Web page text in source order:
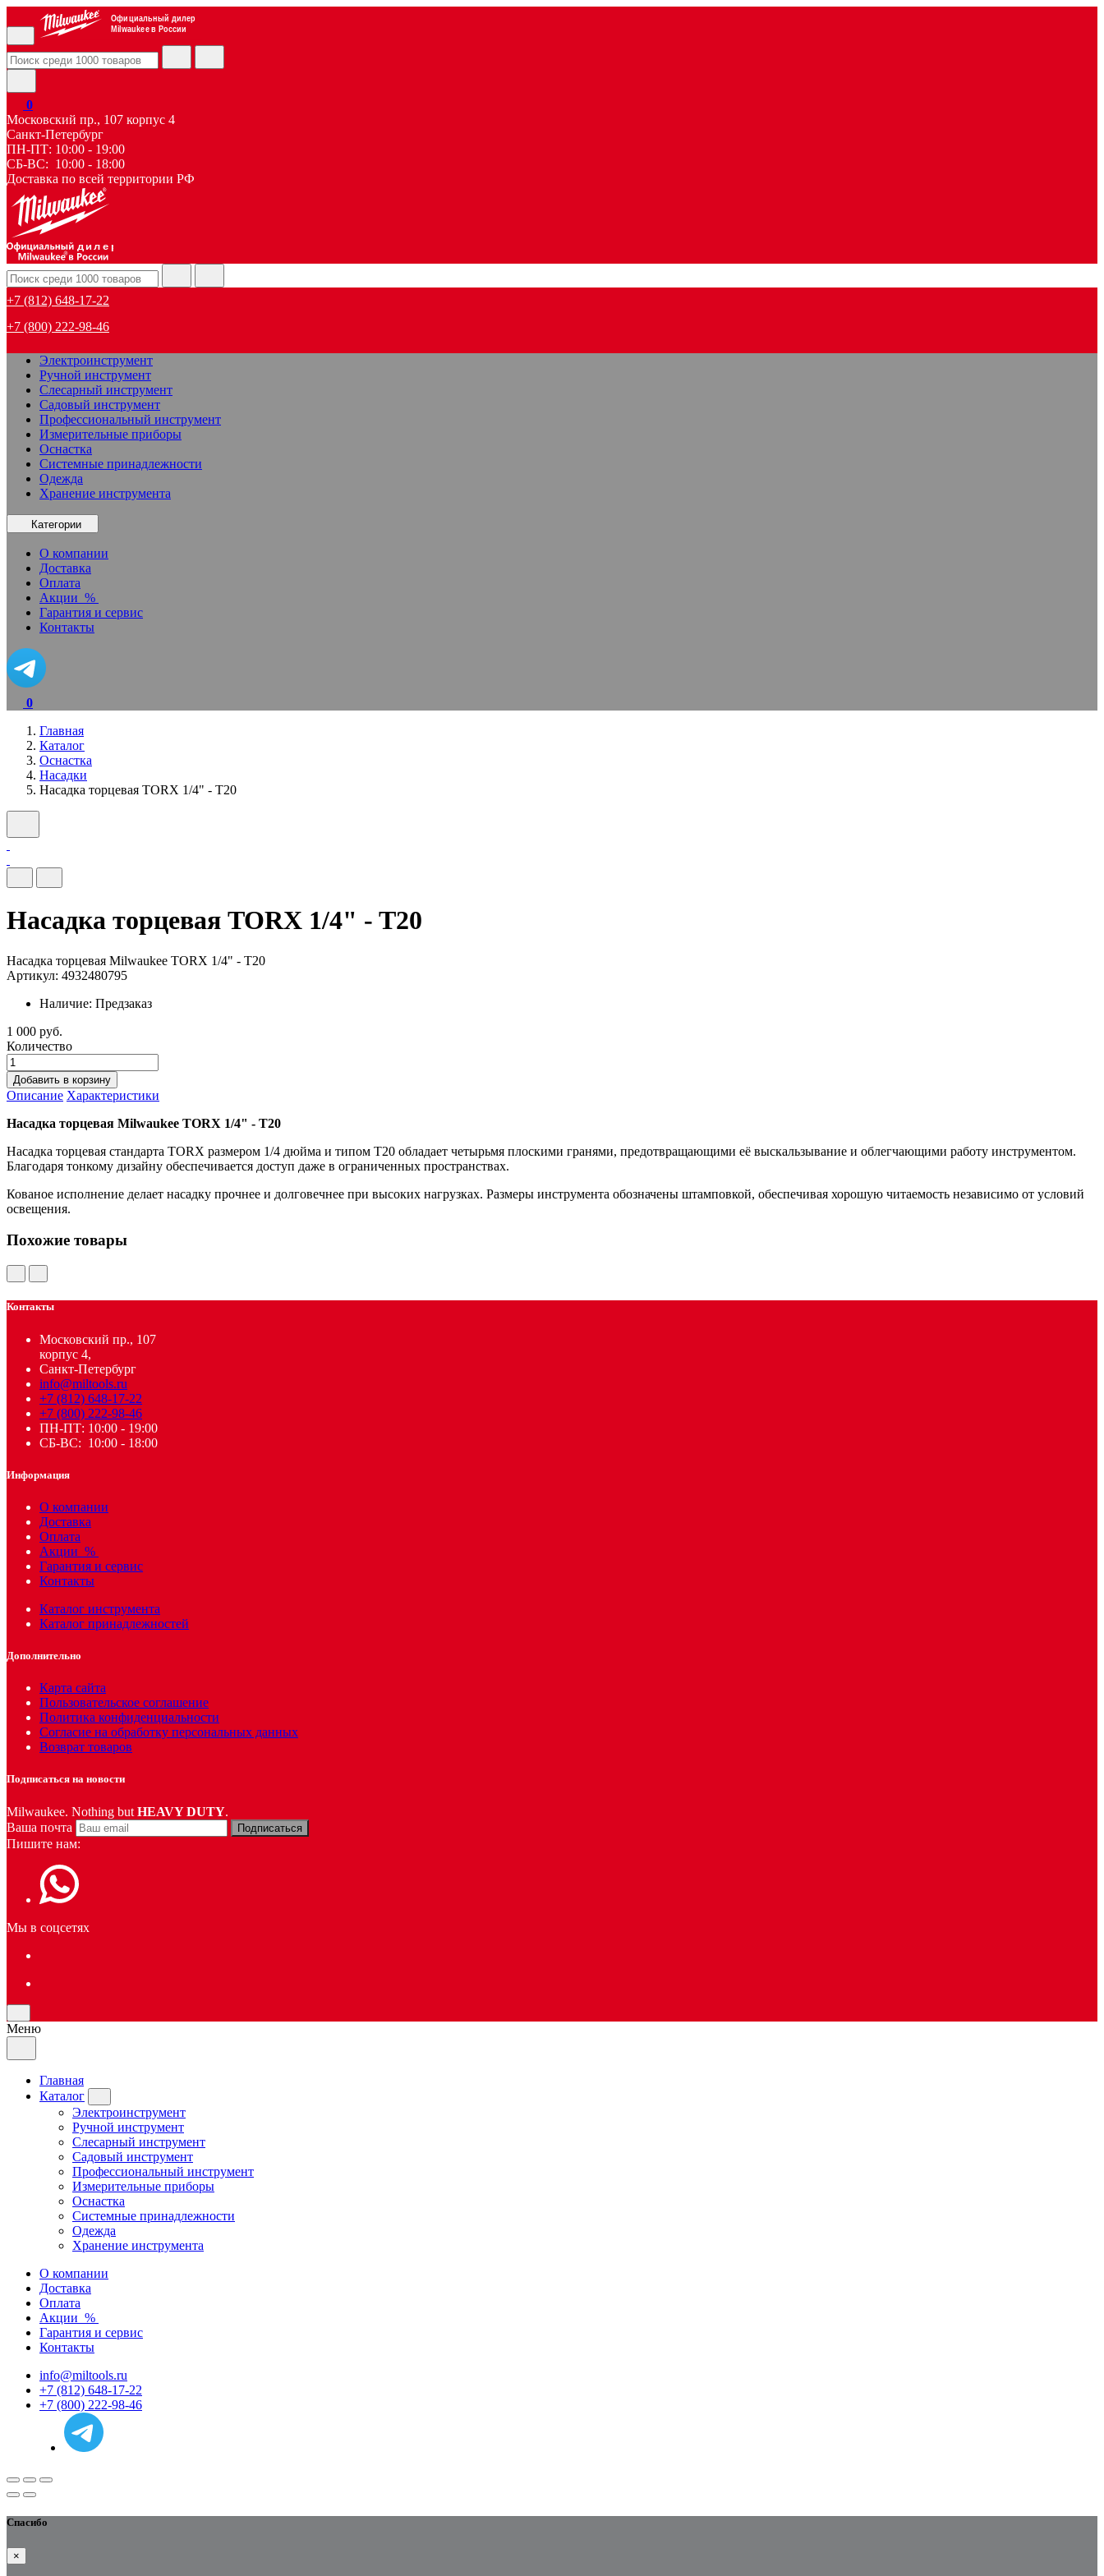
Официальный дилер
Milwaukee в России
0
Московский пр., 107 корпус 4
Санкт-Петербург
ПН-ПТ: 10:00 - 19:00
СБ-ВС: 10:00 - 18:00
Доставка по всей территории РФ
дилер
+7 (812) 648-17-22
+7 (800) 222-98-46
Электроинструмент
Ручной инструмент
Слесарный инструмент
Садовый инструмент
Профессиональный инструмент
Измерительные приборы
Оснастка
Системные принадлежности
Одежда
Хранение инструмента
Категории
О компании
Доставка
Оплата
Акции %
Гарантия и сервис
Контакты
0
Главная
Каталог
Оснастка
Насадки
Насадка торцевая TORX 1/4" - T20
Насадка торцевая TORX 1/4" - T20
Насадка торцевая Milwaukee TORX 1/4" - T20
Артикул: 4932480795
Наличие: Предзаказ
1 000 руб.
Количество
Добавить в корзину
Описание Характеристики
Насадка торцевая Milwaukee TORX 1/4" - T20
Насадка торцевая стандарта TORX размером 1/4 дюйма и типом T20 обладает четырьмя плоскими гранями, предотвращающими её выскальзывание и облегчающими работу инструментом.
Благодаря тонкому дизайну обеспечивается доступ даже в ограниченных пространствах.
Кованое исполнение делает насадку прочнее и долговечнее при высоких нагрузках. Размеры инструмента обозначены штамповкой, обеспечивая хорошую читаемость независимо от условий
освещения.
Похожие товары
Контакты
Московский пр., 107
корпус 4,
Санкт-Петербург
info@miltools.ru
+7 (812) 648-17-22
+7 (800) 222-98-46
ПН-ПТ: 10:00 - 19:00
СБ-ВС: 10:00 - 18:00
Информация
О компании
Доставка
Оплата
Акции %
Гарантия и сервис
Контакты
Каталог инструмента
Каталог принадлежностей
Дополнительно
Карта сайта
Пользовательское соглашение
Политика конфиденциальности
Согласие на обработку персональных данных
Возврат товаров
Подписаться на новости
Milwaukee. Nothing but HEAVY DUTY.
Ваша почта
Подписаться
Пишите нам:
Мы в соцсетях
Меню
Главная
Каталог
Электроинструмент
Ручной инструмент
Слесарный инструмент
Садовый инструмент
Профессиональный инструмент
Измерительные приборы
Оснастка
Системные принадлежности
Одежда
Хранение инструмента
О компании
Доставка
Оплата
Акции %
Гарантия и сервис
Контакты
info@miltools.ru
+7 (812) 648-17-22
+7 (800) 222-98-46
Спасибо
×